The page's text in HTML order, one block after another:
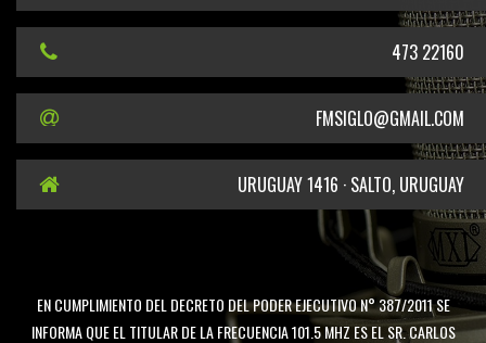
473 22160
FMSIGLO@GMAIL.COM
URUGUAY 1416 · SALTO, URUGUAY
EN CUMPLIMIENTO DEL DECRETO DEL PODER EJECUTIVO N° 387/2011 SE
INFORMA QUE EL TITULAR DE LA FRECUENCIA 101.5 MHZ ES EL SR. CARLOS